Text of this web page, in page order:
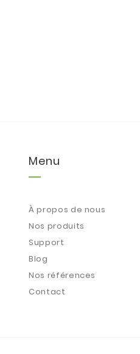
Menu
À propos de nous
Nos produits
Support
Blog
Nos références
Contact